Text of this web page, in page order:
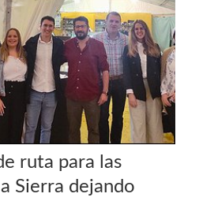
ruta para las
Sierra dejando